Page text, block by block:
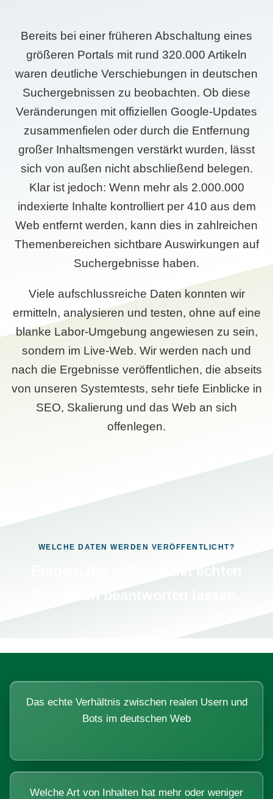
Bereits bei einer früheren Abschaltung eines
größeren Portals mit rund 320.000 Artikeln
waren deutliche Verschiebungen in deutschen
Suchergebnissen zu beobachten. Ob diese
Veränderungen mit offiziellen Google-Updates
zusammenfielen oder durch die Entfernung
großer Inhaltsmengen verstärkt wurden, lässt
sich von außen nicht abschließend belegen.
Klar ist jedoch: Wenn mehr als 2.000.000
indexierte Inhalte kontrolliert per 410 aus dem
Web entfernt werden, kann dies in zahlreichen
Themenbereichen sichtbare Auswirkungen auf
Suchergebnisse haben.
Viele aufschlussreiche Daten konnten wir
ermitteln, analysieren und testen, ohne auf eine
blanke Labor-Umgebung angewiesen zu sein,
sondern im Live-Web. Wir werden nach und
nach die Ergebnisse veröffentlichen, die abseits
von unseren Systemtests, sehr tiefe Einblicke in
SEO, Skalierung und das Web an sich
offenlegen.
WELCHE DATEN WERDEN VERÖFFENTLICHT?
Das echte Verhältnis zwischen realen Usern und
Bots im deutschen Web
Welche Art von Inhalten hat mehr oder weniger